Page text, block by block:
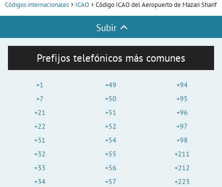
Códigos internacionales ICAO Código ICAO del Aeropuerto de Mazari Sharif
Subir
Prefijos telefónicos más comunes
+1
+7
+21
+22
+31
+32
+33
+34
+49
+50
+51
+52
+54
+55
+56
+57
+94
+95
+96
+97
+98
+211
+212
+223